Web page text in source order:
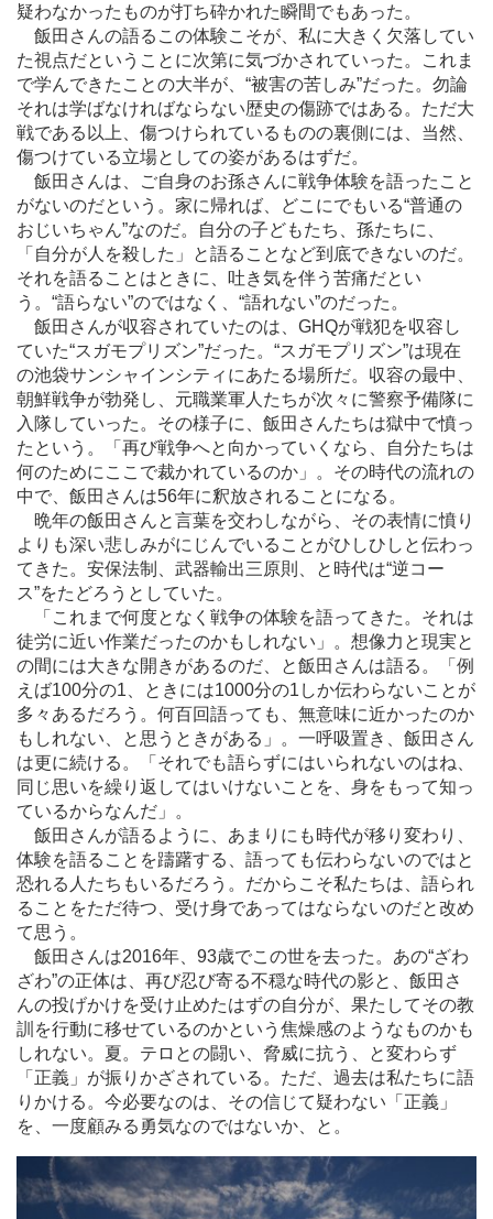
疑わなかったものが打ち砕かれた瞬間でもあった。
飯田さんの語るこの体験こそが、私に大きく欠落してい
た視点だということに次第に気づかされていった。これま
で学んできたことの大半が、“被害の苦しみ”だった。勿論
それは学ばなければならない歴史の傷跡ではある。ただ大
戦である以上、傷つけられているものの裏側には、当然、
傷つけている立場としての姿があるはずだ。
飯田さんは、ご自身のお孫さんに戦争体験を語ったこと
がないのだという。家に帰れば、どこにでもいる“普通の
おじいちゃん”なのだ。自分の子どもたち、孫たちに、
「自分が人を殺した」と語ることなど到底できないのだ。
それを語ることはときに、吐き気を伴う苦痛だとい
う。“語らない”のではなく、“語れない”のだった。
飯田さんが収容されていたのは、GHQが戦犯を収容し
ていた“スガモプリズン”だった。“スガモプリズン”は現在
の池袋サンシャインシティにあたる場所だ。収容の最中、
朝鮮戦争が勃発し、元職業軍人たちが次々に警察予備隊に
入隊していった。その様子に、飯田さんたちは獄中で憤っ
たという。「再び戦争へと向かっていくなら、自分たちは
何のためにここで裁かれているのか」。その時代の流れの
中で、飯田さんは56年に釈放されることになる。
晩年の飯田さんと言葉を交わしながら、その表情に憤り
よりも深い悲しみがにじんでいることがひしひしと伝わっ
てきた。安保法制、武器輸出三原則、と時代は“逆コー
ス”をたどろうとしていた。
「これまで何度となく戦争の体験を語ってきた。それは
徒労に近い作業だったのかもしれない」。想像力と現実と
の間には大きな開きがあるのだ、と飯田さんは語る。「例
えば100分の1、ときには1000分の1しか伝わらないことが
多々あるだろう。何百回語っても、無意味に近かったのか
もしれない、と思うときがある」。一呼吸置き、飯田さん
は更に続ける。「それでも語らずにはいられないのはね、
同じ思いを繰り返してはいけないことを、身をもって知っ
ているからなんだ」。
飯田さんが語るように、あまりにも時代が移り変わり、
体験を語ることを躊躇する、語っても伝わらないのではと
恐れる人たちもいるだろう。だからこそ私たちは、語られ
ることをただ待つ、受け身であってはならないのだと改め
て思う。
飯田さんは2016年、93歳でこの世を去った。あの“ざわ
ざわ”の正体は、再び忍び寄る不穏な時代の影と、飯田さ
んの投げかけを受け止めたはずの自分が、果たしてその教
訓を行動に移せているのかという焦燥感のようなものかも
しれない。夏。テロとの闘い、脅威に抗う、と変わらず
「正義」が振りかざされている。ただ、過去は私たちに語
りかける。今必要なのは、その信じて疑わない「正義」
を、一度顧みる勇気なのではないか、と。